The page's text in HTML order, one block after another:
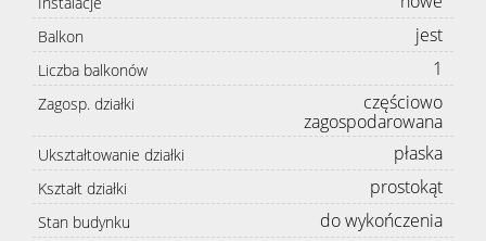
Balkon jest
Liczba balkonów 1
Zagosp. działki
częściowo
zagospodarowana
Ukształtowanie działki płaska
Kształt działki prostokąt
Stan budynku do wykończenia